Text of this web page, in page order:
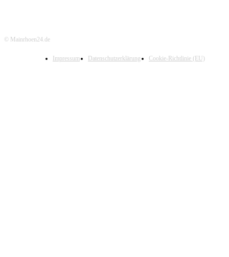
© Mainrhoen24.de
Impressum Datenschutzerklärung Cookie-Richtlinie (EU)